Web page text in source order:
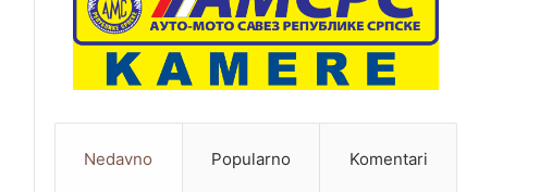
Nedavno Popularno Komentari